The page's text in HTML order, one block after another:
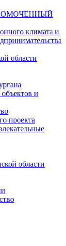
климата и
области
и
проекта
области